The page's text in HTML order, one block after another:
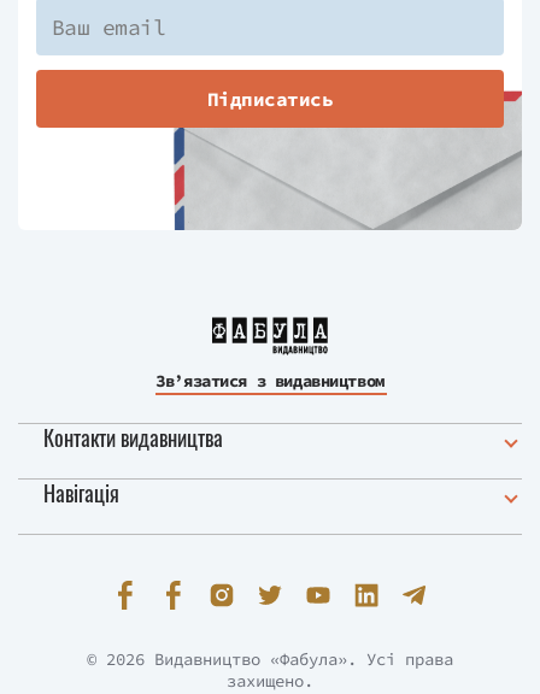
Підписатись
Зв’язатися з видавництвом
Контакти видавництва
Навігація
© 2026 Видавництво «Фабула». Усі права
захищено.